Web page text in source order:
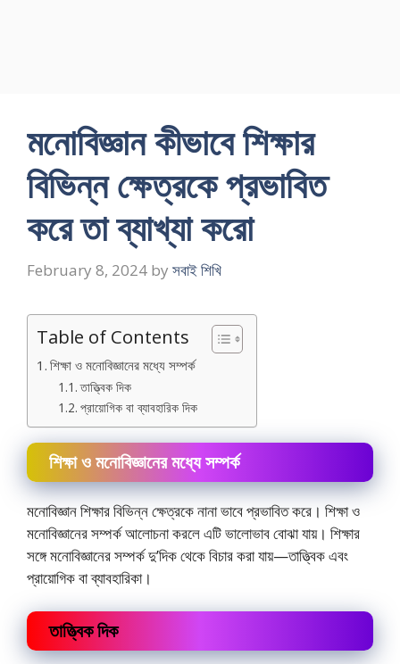
মনােবিজ্ঞান কীভাবে শিক্ষার
বিভিন্ন ক্ষেত্রকে প্রভাবিত
করে তা ব্যাখ্যা করাে
February 8, 2024 by সবাই শিখি
Table of Contents
শিক্ষা ও মনােবিজ্ঞানের মধ্যে সম্পর্ক
তাত্ত্বিক দিক
প্রায়ােগিক বা ব্যাবহারিক দিক
শিক্ষা ও মনােবিজ্ঞানের মধ্যে সম্পর্ক
মনােবিজ্ঞান শিক্ষার বিভিন্ন ক্ষেত্রকে নানা ভাবে প্রভাবিত করে। শিক্ষা ও
মনােবিজ্ঞানের সম্পর্ক আলােচনা করলে এটি ভালােভাব বােঝা যায়। শিক্ষার
সঙ্গে মনােবিজ্ঞানের সম্পর্ক দু’দিক থেকে বিচার করা যায়—তাত্ত্বিক এবং
প্রায়ােগিক বা ব্যাবহারিকা।
তাত্ত্বিক দিক